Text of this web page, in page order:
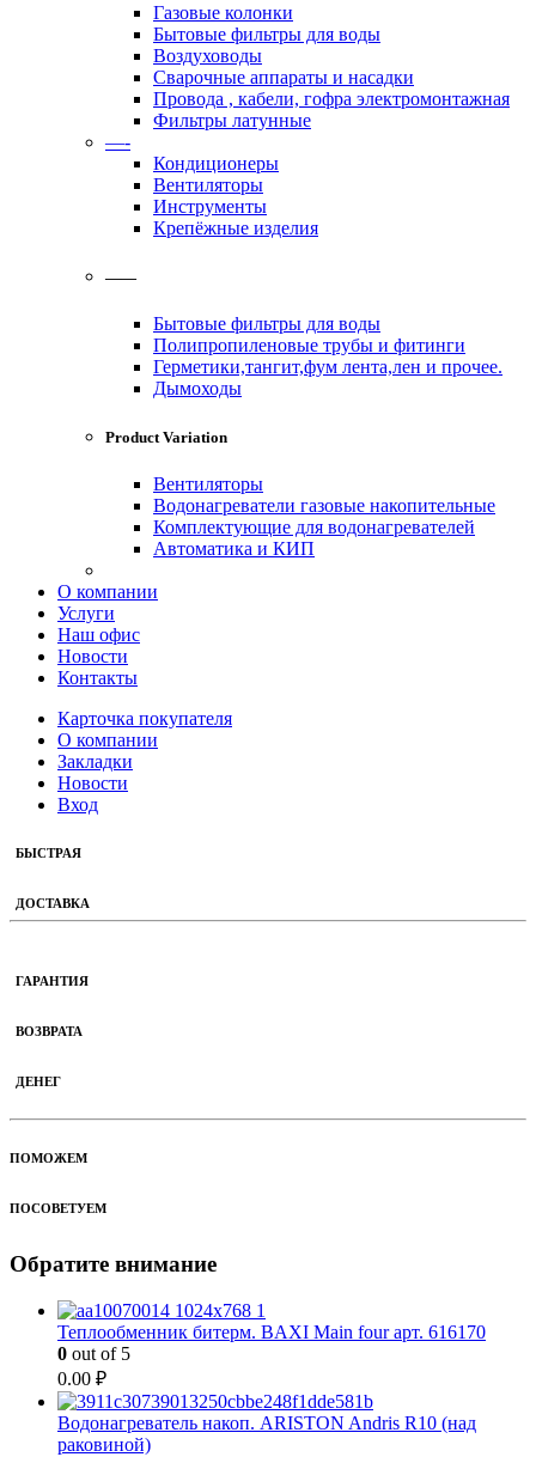
Газовые колонки
Бытовые фильтры для воды
Воздуховоды
Сварочные аппараты и насадки
Провода , кабели, гофра электромонтажная
Фильтры латунные
—-
Кондиционеры
Вентиляторы
Инструменты
Крепёжные изделия
——
Бытовые фильтры для воды
Полипропиленовые трубы и фитинги
Герметики,тангит,фум лента,лен и прочее.
Дымоходы
Product Variation
Вентиляторы
Водонагреватели газовые накопительные
Комплектующие для водонагревателей
Автоматика и КИП
О компании
Услуги
Наш офис
Новости
Контакты
Карточка покупателя
О компании
Закладки
Новости
Вход
БЫСТРАЯ
ДОСТАВКА
ГАРАНТИЯ
ВОЗВРАТА
ДЕНЕГ
ПОМОЖЕМ
ПОСОВЕТУЕМ
Обратите внимание
Теплообменник битерм. BAXI Main four арт. 616170
0 out of 5
0.00 ₽
Водонагреватель накоп. ARISTON Andris R10 (над
раковиной)